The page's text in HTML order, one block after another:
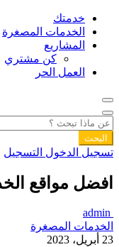
خدمتك
الخدمات المصغرة
المشاريع
كن مشتري
العمل الحر
البحث
تسجيل الدخول التسجيل
افضل مواقع
admin
الخدمات المصغرة
23 أبريل، 2023